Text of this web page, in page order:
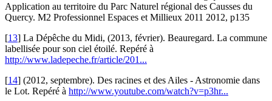
Application au territoire du Parc Naturel régional des Causses du
Quercy. M2 Professionnel Espaces et Millieux 2011 2012, p135
[13] La Dépêche du Midi, (2013, février). Beauregard. La commune
labellisée pour son ciel étoilé. Repéré à
http://www.ladepeche.fr/article/201...
[14] (2012, septembre). Des racines et des Ailes - Astronomie dans
le Lot. Repéré à http://www.youtube.com/watch?v=p3hr...